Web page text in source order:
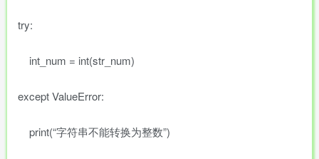
try:
int_num = int(str_num)
except ValueError:
print(“字符串不能转换为整数”)